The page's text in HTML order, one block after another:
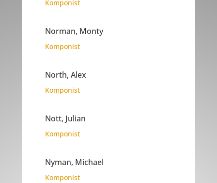
Komponist
Norman, Monty
Komponist
North, Alex
Komponist
Nott, Julian
Komponist
Nyman, Michael
Komponist